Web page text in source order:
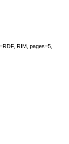
RIM, pages=5,